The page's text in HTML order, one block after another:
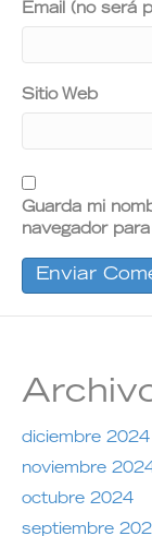
Email (no será
Sitio Web
Guarda mi
navegador
diciembre 2024
noviembre
octubre 2024
septiembre